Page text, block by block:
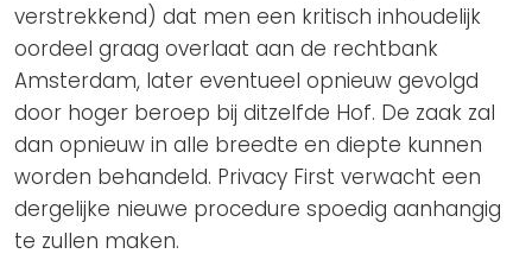
verstrekkend) dat men een kritisch inhoudelijk
oordeel graag overlaat aan de rechtbank
Amsterdam, later eventueel opnieuw gevolgd
door hoger beroep bij ditzelfde Hof. De zaak zal
dan opnieuw in alle breedte en diepte kunnen
worden behandeld. Privacy First verwacht een
dergelijke nieuwe procedure spoedig aanhangig
te zullen maken.